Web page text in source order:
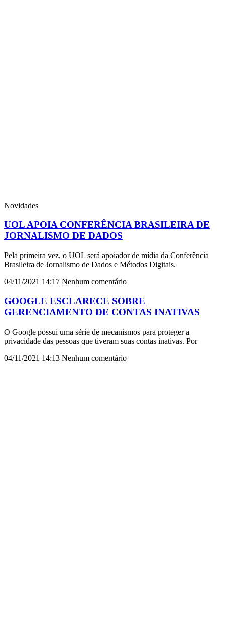
Novidades
UOL APOIA CONFERÊNCIA BRASILEIRA DE
JORNALISMO DE DADOS
Pela primeira vez, o UOL será apoiador de mídia da Conferência
Brasileira de Jornalismo de Dados e Métodos Digitais.
04/11/2021 14:17 Nenhum comentário
GOOGLE ESCLARECE SOBRE
GERENCIAMENTO DE CONTAS INATIVAS
O Google possui uma série de mecanismos para proteger a
privacidade das pessoas que tiveram suas contas inativas. Por
04/11/2021 14:13 Nenhum comentário